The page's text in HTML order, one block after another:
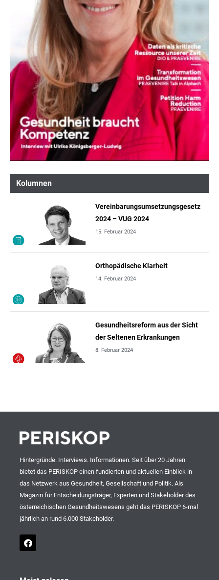
Kolumnen
Vereinbarungsumsetzungsgesetz
2024 – VUG 2024
15. Februar 2024
Orthopädische Klarheit
14. Februar 2024
Gesundheitsreform aus der Sicht
der Seltenen Erkrankungen
8. Februar 2024
Hintergründe. Interviews. Informationen. Seit über 20 Jahren
bietet das PERISKOP einen fundierten und aktuellen Einblick in
das Netzwerk aus Gesundheit, Gesellschaft und Politik. Als
Magazin für Entscheidungsträger, Experten und Stakeholder des
österreichischen Gesundheitswesens geht das PERISKOP 6-mal
jährlich an rund 6.000 Stakeholder.
F
a